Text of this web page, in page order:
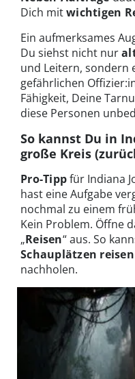
Dich mitwichtigen
Ein aufmerksames
Du siehst nicht nur
und Leitern, sondern
gefährlichen
Fähigkeit, Deine
diese Personen
So kannst Du in
große Kreis
Pro-Tippfür Indiana
hast eine Aufgabe
nochmal zu einem
Kein Problem. Öffne
„Reisen“ aus. So
Schauplätzen reisen
nachholen.